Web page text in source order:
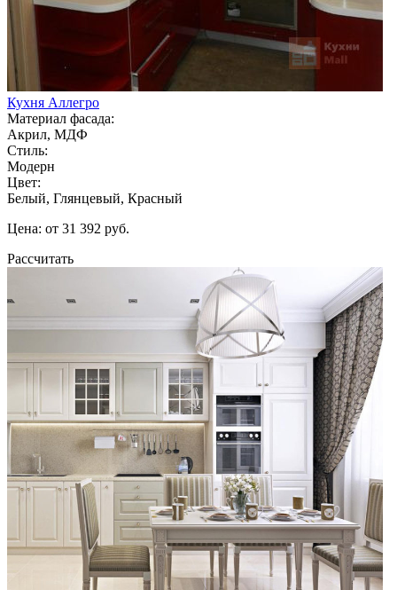
Кухня Аллегро
Материал фасада:
Акрил, МДФ
Стиль:
Модерн
Цвет:
Белый, Глянцевый, Красный
Цена: от 31 392 руб.
Рассчитать